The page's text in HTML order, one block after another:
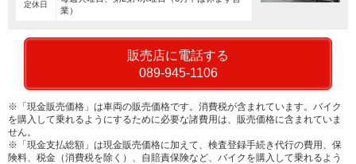
定休日
業）
販売店に電話する
089-945-1106
※「現金販売価格」は車両の販売価格です。消費税が含まれています。バイク
を購入して乗れるようにするために必要な諸費用は、販売価格に含まれていま
せん。
※「現金支払総額」は現金販売価格に加えて、検査登録手続き代行の費用、保
険料、税金（消費税を除く）、自賠責保険など、バイクを購入して乗れるよう